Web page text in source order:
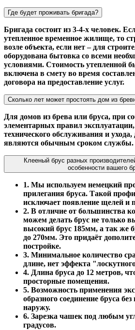
Где будет проживать бригада?
Бригада состоит из 3-4-х человек.
утепленное временное жилище, то
возле объекта, если нет – для
оборудована бытовка со всеми
условиями. Стоимость утепленной
включена в смету во время
договора на предоставление услуг.
Сколько лет может простоять дом из
Для домов из брева или бруса, при
элементарных правил
технического обслуживания и ухода,
являются обычным сроком службы.
Клееный брус разных
особенности вашего
1. Мы используем немецкий
прилегания бруса. Такой
исключает появление щелей и
2. В отличие от большинства
можем делать брус не только
высокий брус 185мм, а так же
до 270мм. Это придаёт
постройке.
3. Минимальное количество
длине, нет эффекта
4. Длина бруса до 12 метров,
просторные помещения.
5. Возможность применения
образного соединение бруса
наружу.
6. Зарезка чашек под любым
градусов.